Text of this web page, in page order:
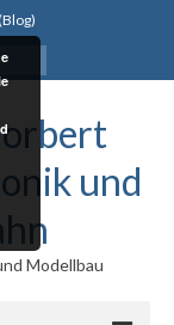
und
Modellbau